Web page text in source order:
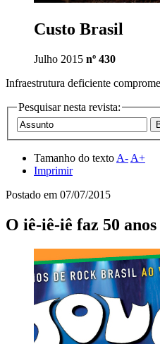
Custo Brasil
Julho 2015 nº 430
Infraestrutura deficiente
Pesquisar nesta revista:
Tamanho do texto A- A+
Imprimir
Postado em 07/07/2015
O iê-iê-iê faz 50 anos